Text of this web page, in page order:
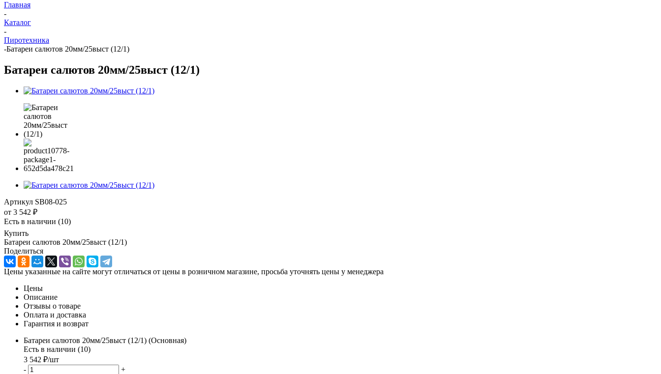
Главная
-
Каталог
-
Пиротехника
-Батареи салютов 20мм/25выст (12/1)
Батареи салютов 20мм/25выст (12/1)
Артикул SB08-025
от 3 542 ₽
Есть в наличии (10)
Купить
Батареи салютов 20мм/25выст (12/1)
Поделиться
Цены указанные на сайте могут отличаться от цены в розничном магазине, просьба уточнять цены у менеджера
Цены
Описание
Отзывы о товаре
Оплата и доставка
Гарантия и возврат
Батареи салютов 20мм/25выст (12/1) (Основная)
Есть в наличии (10)
3 542 ₽/шт
-
+